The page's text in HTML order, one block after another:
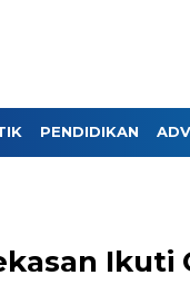
PENDIDIKAN
Ikuti